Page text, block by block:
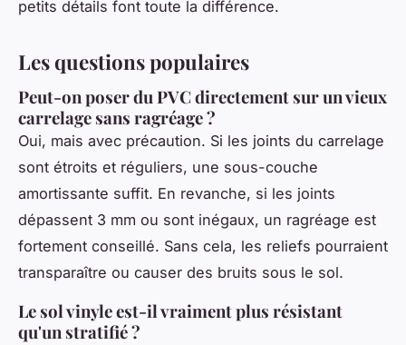
petits détails font toute la différence.
Les questions populaires
Peut-on poser du PVC directement sur un vieux
carrelage sans ragréage ?
Oui, mais avec précaution. Si les joints du carrelage
sont étroits et réguliers, une sous-couche
amortissante suffit. En revanche, si les joints
dépassent 3 mm ou sont inégaux, un ragréage est
fortement conseillé. Sans cela, les reliefs pourraient
transparaître ou causer des bruits sous le sol.
Le sol vinyle est-il vraiment plus résistant
qu'un stratifié ?